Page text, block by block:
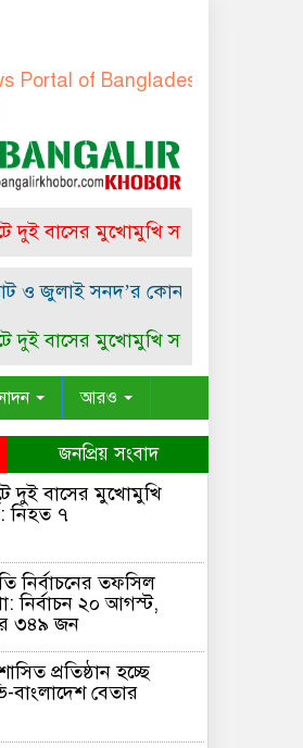
of Bangladesh-বাংলাদেশের
বাসের মুখোমুখি সংঘর্ষ: নিহত ৭
সনদ’র কোন সাংবিধানিক ও
বাসের মুখোমুখি সংঘর্ষ: নিহত ৭
আরও
জনপ্রিয় সংবাদ
দুই বাসের মুখোমুখি
নিহত ৭
নির্বাচনের তফসিল
নির্বাচন ২০ আগস্ট,
৩৪৯ জন
প্রতিষ্ঠান হচ্ছে
বাংলাদেশ বেতার